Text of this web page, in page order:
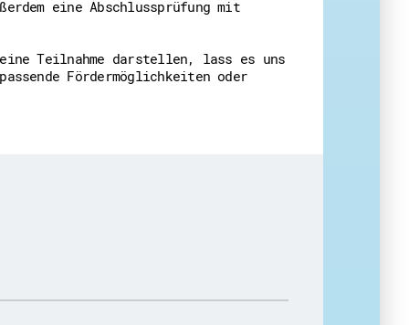
eine Abschlussprüfung mit
Teilnahme darstellen, lass es uns
Fördermöglichkeiten oder